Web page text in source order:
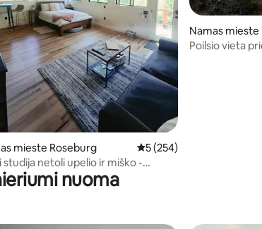
4,95 iš 5, atsiliepimų: 260
mieste Roseburg Vidutinis įvertinimas: 5 iš
5 (254)
studija netoli upelio ir miško -
Namas mieste
Poilsio vieta
nuoma